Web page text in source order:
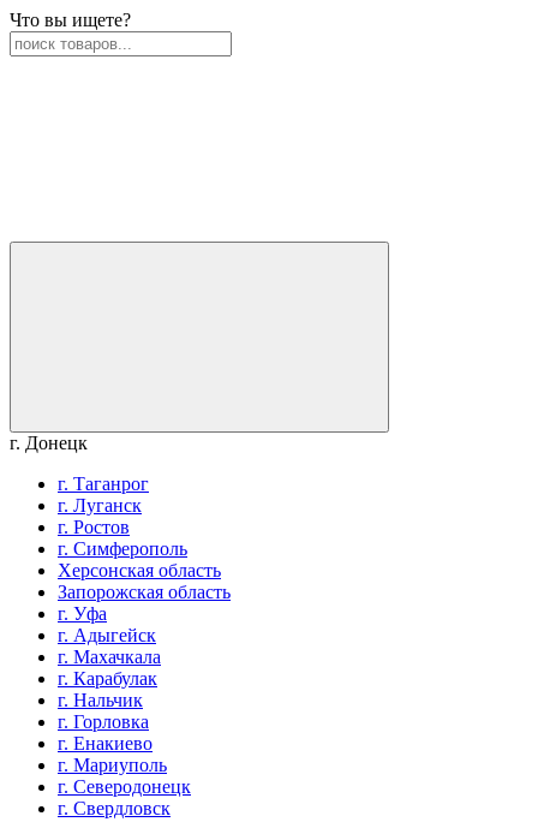
Что вы ищете?
г. Донецк
г. Таганрог
г. Луганск
г. Ростов
г. Симферополь
Херсонская область
Запорожская область
г. Уфа
г. Адыгейск
г. Махачкала
г. Карабулак
г. Нальчик
г. Горловка
г. Енакиево
г. Мариуполь
г. Северодонецк
г. Свердловск